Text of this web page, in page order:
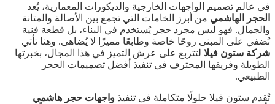
في عالم تصميم الواجهات الخارجية والديكورات المعمارية، يُعد
الحجر الهاشمي من أبرز الخامات التي تجمع بين الأصالة والمتانة
والجمال. فهو ليس مجرد حجر يُستخدم في البناء، بل قطعة فنية
تُضفي على المبنى روحًا خاصة وطابعًا مميزًا لا يُضاهى. وهنا تأتي
شركة ستون فيلا لتتربع على عرش التميز في هذا المجال، بخبرتها
الطويلة وفريقها المحترف في تنفيذ أفضل تصميمات الحجر
الطبيعي.
تُقدم ستون فيلا حلولًا متكاملة في تنفيذ واجهات حجر هاشمي